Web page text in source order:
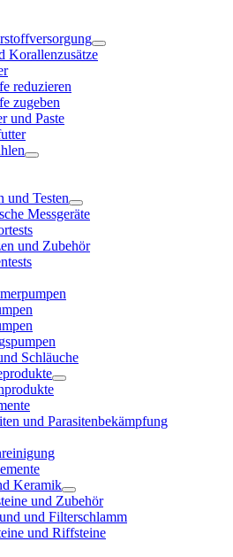
Korallenzusätze
reduzieren
zugeben
und Paste
und Testen
Messgeräte
und Zubehör
Schläuche
und Parasitenbekämpfung
Keramik
und Zubehör
und Filterschlamm
und Riffsteine